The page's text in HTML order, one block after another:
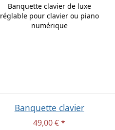
Banquette clavier de luxe
réglable pour clavier ou piano
numérique
Banquette clavier
49,00 € *